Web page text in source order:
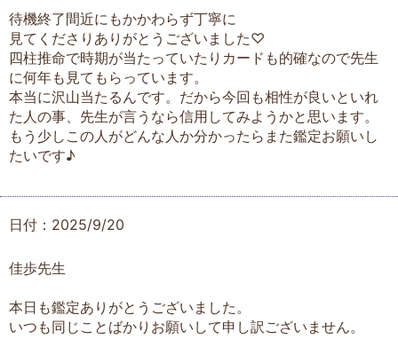
待機終了間近にもかかわらず丁寧に
見てくださりありがとうございました♡
四柱推命で時期が当たっていたりカードも的確なので先生
に何年も見てもらっています。
本当に沢山当たるんです。だから今回も相性が良いといれ
た人の事、先生が言うなら信用してみようかと思います。
もう少しこの人がどんな人か分かったらまた鑑定お願いし
たいです♪
日付：2025/9/20
佳歩先生
本日も鑑定ありがとうございました。
いつも同じことばかりお願いして申し訳ございません。